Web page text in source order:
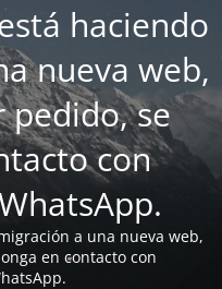
haciendo
nueva web,
pedido, se
con
a una nueva web,
en contacto con